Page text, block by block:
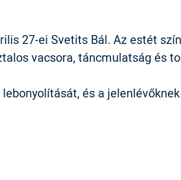
27-ei Svetits Bál. Az estét
vacsora, táncmulatság és
és a